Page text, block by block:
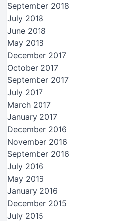
September 2018
July 2018
June 2018
May 2018
December 2017
October 2017
September 2017
July 2017
March 2017
January 2017
December 2016
November 2016
September 2016
July 2016
May 2016
January 2016
December 2015
July 2015